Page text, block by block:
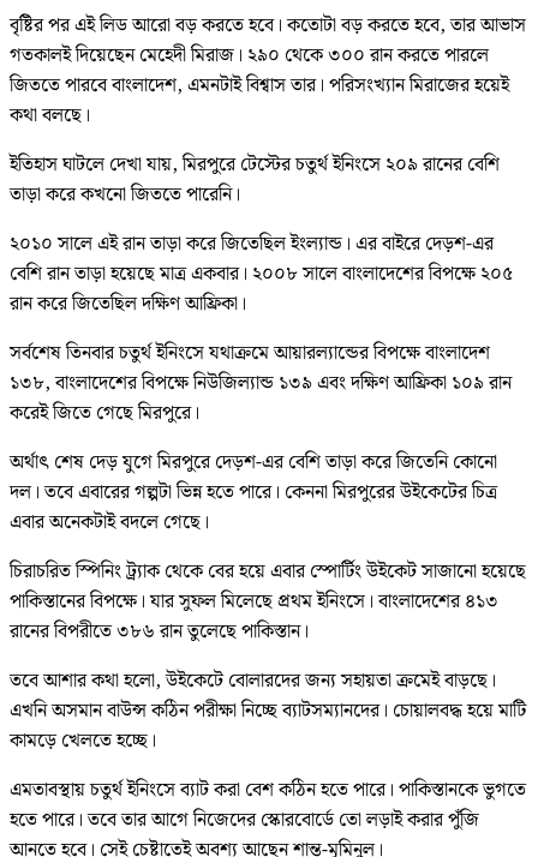
বৃষ্টির পর এই লিড আরো বড় করতে হবে। কতোটা বড় করতে হবে, তার আভাস
গতকালই দিয়েছেন মেহেদী মিরাজ। ২৯০ থেকে ৩০০ রান করতে পারলে
জিততে পারবে বাংলাদেশ, এমনটাই বিশ্বাস তার। পরিসংখ্যান মিরাজের হয়েই
কথা বলছে।
ইতিহাস ঘাটলে দেখা যায়, মিরপুরে টেস্টের চতুর্থ ইনিংসে ২০৯ রানের বেশি
তাড়া করে কখনো জিততে পারেনি।
২০১০ সালে এই রান তাড়া করে জিতেছিল ইংল্যান্ড। এর বাইরে দেড়শ-এর
বেশি রান তাড়া হয়েছে মাত্র একবার। ২০০৮ সালে বাংলাদেশের বিপক্ষে ২০৫
রান করে জিতেছিল দক্ষিণ আফ্রিকা।
সর্বশেষ তিনবার চতুর্থ ইনিংসে যথাক্রমে আয়ারল্যান্ডের বিপক্ষে বাংলাদেশ
১৩৮, বাংলাদেশের বিপক্ষে নিউজিল্যান্ড ১৩৯ এবং দক্ষিণ আফ্রিকা ১০৯ রান
করেই জিতে গেছে মিরপুরে।
অর্থাৎ শেষ দেড় যুগে মিরপুরে দেড়শ-এর বেশি তাড়া করে জিতেনি কোনো
দল। তবে এবারের গল্পটা ভিন্ন হতে পারে। কেননা মিরপুরের উইকেটের চিত্র
এবার অনেকটাই বদলে গেছে।
চিরাচরিত স্পিনিং ট্র্যাক থেকে বের হয়ে এবার স্পোর্টিং উইকেট সাজানো হয়েছে
পাকিস্তানের বিপক্ষে। যার সুফল মিলেছে প্রথম ইনিংসে। বাংলাদেশের ৪১৩
রানের বিপরীতে ৩৮৬ রান তুলেছে পাকিস্তান।
তবে আশার কথা হলো, উইকেটে বোলারদের জন‍্য সহায়তা ক্রমেই বাড়ছে।
এখনি অসমান বাউন্স কঠিন পরীক্ষা নিচ্ছে ব‍্যাটসম‍্যানদের। চোয়ালবদ্ধ হয়ে মাটি
কামড়ে খেলতে হচ্ছে।
এমতাবস্থায় চতুর্থ ইনিংসে ব্যাট করা বেশ কঠিন হতে পারে। পাকিস্তানকে ভুগতে
হতে পারে। তবে তার আগে নিজেদের স্কোরবোর্ডে তো লড়াই করার পুঁজি
আনতে হবে। সেই চেষ্টাতেই অবশ্য আছেন শান্ত-মুমিনুল।